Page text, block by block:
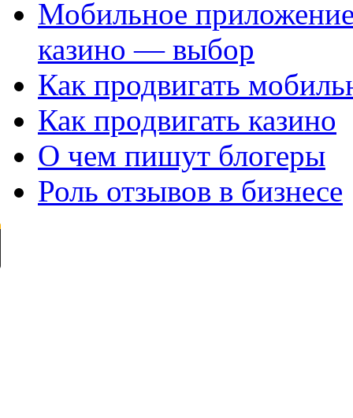
Мобильное
казино — выбор
Как продвигать
Как продвигать казино
О чем пишут блогеры
Роль отзывов в бизнесе